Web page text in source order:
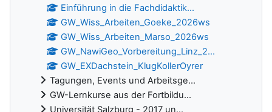
Einführung in die Fachdidaktik...
GW_Wiss_Arbeiten_Goeke_2026ws
GW_Wiss_Arbeiten_Marso_2026ws
GW_NawiGeo_Vorbereitung_Linz_2...
GW_EXDachstein_KlugKollerOyrer
Tagungen, Events und Arbeitsge...
GW-Lernkurse aus der Fortbildu...
Universität Salzburg - 2017 un...